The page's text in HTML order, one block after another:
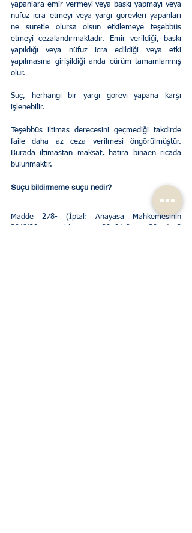
yapanlara emir vermeyi veya baskı yapmayı veya
nüfuz icra etmeyi veya yargı görevleri yapanları
ne suretle olursa olsun etkilemeye teşebbüs
etmeyi cezalandırmaktadır. Emir verildiği, baskı
yapıldığı veya nüfuz icra edildiği veya etki
yapılmasına girişildiği anda cürüm tamamlanmış
olur.
Suç, herhangi bir yargı görevi yapana karşı
işlenebilir.
Teşebbüs iltimas derecesini geçmediği takdirde
faile daha az ceza verilmesi öngörülmüştür.
Burada iltimastan maksat, hatıra binaen ricada
bulunmaktır.
Suçu bildirmeme suçu nedir?
Madde 278- (İptal: Anayasa Mahkemesinin